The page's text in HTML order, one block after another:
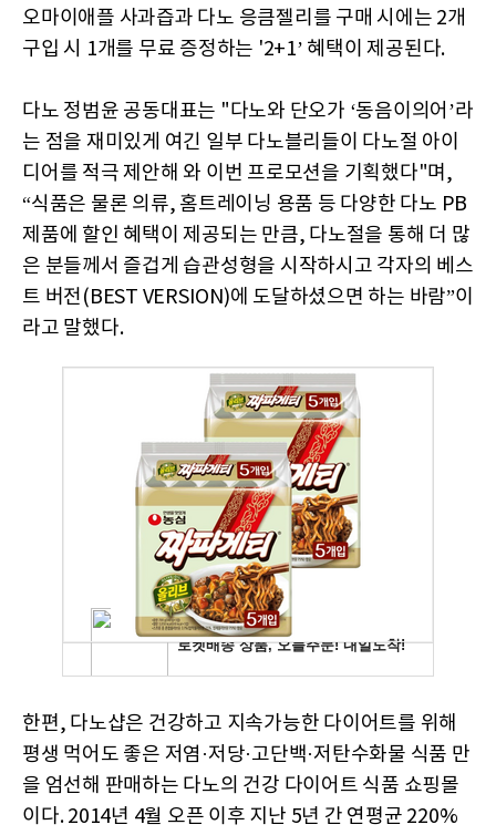
오마이애플 사과즙과 다노 응큼젤리를 구매 시에는 2개
구입 시 1개를 무료 증정하는 '2+1’ 혜택이 제공된다.
다노 정범윤 공동대표는 "다노와 단오가 ‘동음이의어’라
는 점을 재미있게 여긴 일부 다노블리들이 다노절 아이
디어를 적극 제안해 와 이번 프로모션을 기획했다"며,
“식품은 물론 의류, 홈트레이닝 용품 등 다양한 다노 PB
제품에 할인 혜택이 제공되는 만큼, 다노절을 통해 더 많
은 분들께서 즐겁게 습관성형을 시작하시고 각자의 베스
트 버전(BEST VERSION)에 도달하셨으면 하는 바람”이
라고 말했다.
한편, 다노샵은 건강하고 지속가능한 다이어트를 위해
평생 먹어도 좋은 저염·저당·고단백·저탄수화물 식품 만
을 엄선해 판매하는 다노의 건강 다이어트 식품 쇼핑몰
이다. 2014년 4월 오픈 이후 지난 5년 간 연평균 220%